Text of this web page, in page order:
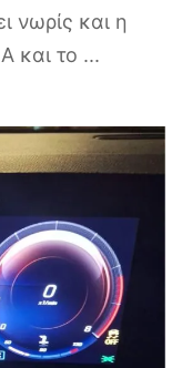
νωρίς και η
και το ...